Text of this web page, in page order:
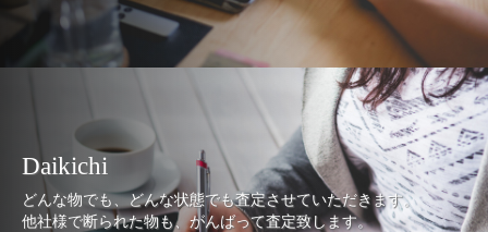
Daikichi
どんな物でも、どんな状態でも査定させていただきます。
他社様で断られた物も、がんばって査定致します。